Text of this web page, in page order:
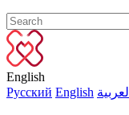
English
Русский English العربية